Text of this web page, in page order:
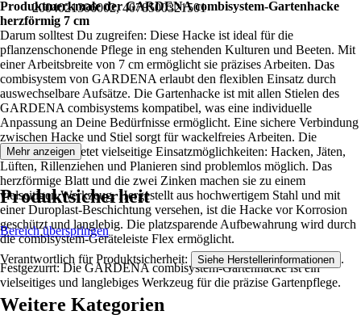
2004021306002, 4078500321501
Produktmerkmale der GARDENA combisystem-Gartenhacke
herzförmig 7 cm
Darum solltest Du zugreifen: Diese Hacke ist ideal für die
pflanzenschonende Pflege in eng stehenden Kulturen und Beeten. Mit
einer Arbeitsbreite von 7 cm ermöglicht sie präzises Arbeiten. Das
combisystem von GARDENA erlaubt den flexiblen Einsatz durch
auswechselbare Aufsätze. Die Gartenhacke ist mit allen Stielen des
GARDENA combisystems kompatibel, was eine individuelle
Anpassung an Deine Bedürfnisse ermöglicht. Eine sichere Verbindung
zwischen Hacke und Stiel sorgt für wackelfreies Arbeiten. Die
Doppelhacke bietet vielseitige Einsatzmöglichkeiten: Hacken, Jäten,
Lüften, Rillenziehen und Planieren sind problemlos möglich. Das
herzförmige Blatt und die zwei Zinken machen sie zu einem
vielseitigen Werkzeug. Hergestellt aus hochwertigem Stahl und mit
einer Duroplast-Beschichtung versehen, ist die Hacke vor Korrosion
geschützt und langlebig. Die platzsparende Aufbewahrung wird durch
die combisystem-Geräteleiste Flex ermöglicht.
Festgezurrt: Die GARDENA combisystem-Gartenhacke ist ein
vielseitiges und langlebiges Werkzeug für die präzise Gartenpflege.
Mehr anzeigen
Produktsicherheit
Bereich überspringen
Verantwortlich für Produktsicherheit: Siehe Herstellerinformationen .
Weitere Kategorien